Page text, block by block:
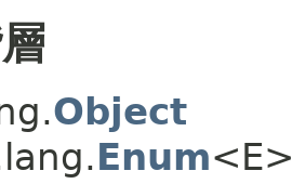
Object
Enum